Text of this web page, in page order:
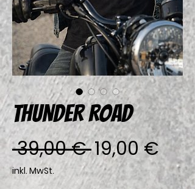
THUNDER ROAD
39,00 € 19,00 €Sale-
Preis
inkl. MwSt.